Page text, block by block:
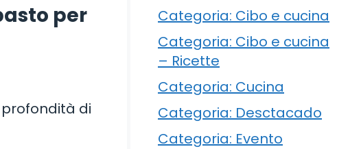
per
di
Categoria: Cibo e cucina
Categoria: Cibo e cucina
– Ricette
Categoria: Cucina
Categoria: Desctacado
Categoria: Evento